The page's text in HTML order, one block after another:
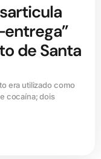
de Santa
era utilizado como
cocaína; dois